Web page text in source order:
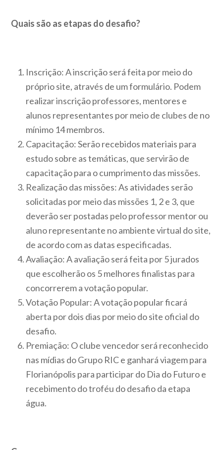
Quais são as etapas do desafio?
Inscrição: A inscrição será feita por meio do
próprio site, através de um formulário. Podem
realizar inscrição professores, mentores e
alunos representantes por meio de clubes de no
mínimo 14 membros.
Capacitação: Serão recebidos materiais para
estudo sobre as temáticas, que servirão de
capacitação para o cumprimento das missões.
Realização das missões: As atividades serão
solicitadas por meio das missões 1, 2 e 3, que
deverão ser postadas pelo professor mentor ou
aluno representante no ambiente virtual do site,
de acordo com as datas especificadas.
Avaliação: A avaliação será feita por 5 jurados
que escolherão os 5 melhores finalistas para
concorrerem a votação popular.
Votação Popular: A votação popular ficará
aberta por dois dias por meio do site oficial do
desafio.
Premiação: O clube vencedor será reconhecido
nas mídias do Grupo RIC e ganhará viagem para
Florianópolis para participar do Dia do Futuro e
recebimento do troféu do desafio da etapa
água.